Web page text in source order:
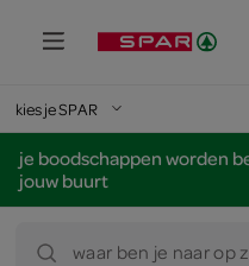
kies je SPAR
je boodschappen worden
jouw buurt
waar ben je naar op